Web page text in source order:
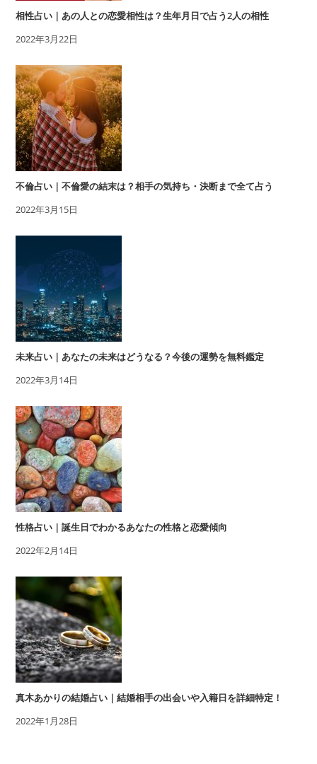
相性占い｜あの人との恋愛相性は？生年月日で占う2人の相性
2022年3月22日
不倫占い｜不倫愛の結末は？相手の気持ち・決断まで全て占う
2022年3月15日
未来占い｜あなたの未来はどうなる？今後の運勢を無料鑑定
2022年3月14日
性格占い｜誕生日でわかるあなたの性格と恋愛傾向
2022年2月14日
真木あかりの結婚占い｜結婚相手の出会いや入籍日を詳細特定！
2022年1月28日